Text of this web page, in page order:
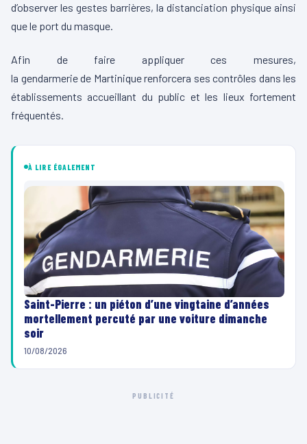
d’observer les gestes barrières, la distanciation physique ainsi
que le port du masque.
Afin de faire appliquer ces mesures,
la gendarmeriede Martiniquerenforcera ses contrôles dans les
établissements accueillant du public et les lieux fortement
fréquentés.
À LIRE ÉGALEMENT
Saint-Pierre : un piéton d’une vingtaine d’années
mortellement percuté par une voiture dimanche
soir
10/08/2026
PUBLICITÉ